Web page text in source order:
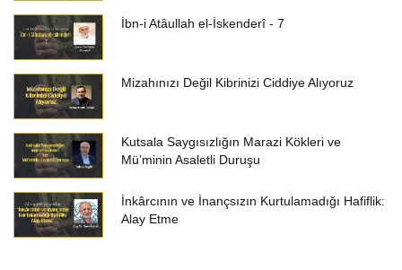
İbn-i Atâullah el-İskenderî - 7
Mizahınızı Değil Kibrinizi Ciddiye Alıyoruz
Kutsala Saygısızlığın Marazi Kökleri ve
Mü’minin Asaletli Duruşu
İnkârcının ve İnançsızın Kurtulamadığı Hafiflik:
Alay Etme